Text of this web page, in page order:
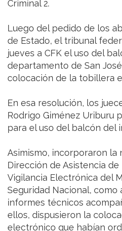
Criminal 2.
Luego del pedido de los
de Estado, el tribunal
jueves a CFK el uso del
departamento de San
colocación de la tobillera
En esa resolución, los
Rodrigo Giménez Uriburu
para el uso del balcón del
Asimismo, incorporaron la
Dirección de Asistencia de
Vigilancia Electrónica del
Seguridad Nacional, como
informes técnicos
ellos, dispusieron la
electrónico que habían